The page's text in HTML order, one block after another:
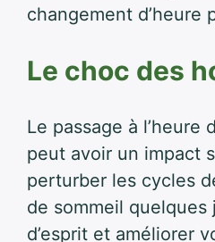
changement d’heure
Le choc des
Le passage à l’heure
peut avoir un impact
perturber les cycles
de sommeil quelques
d’esprit et améliorer